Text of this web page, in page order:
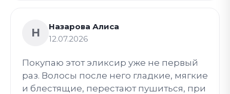
Н
Назарова Алиса
12.07.2026
Покупаю этот эликсир уже не первый
раз. Волосы после него гладкие, мягкие
и блестящие, перестают пушиться, при